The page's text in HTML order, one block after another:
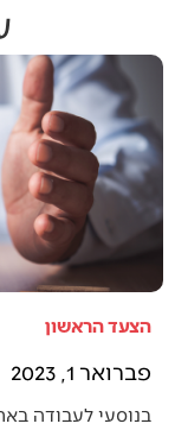
הצעד הראשון
פברואר 1, 2023
בנוסעי לעבודה